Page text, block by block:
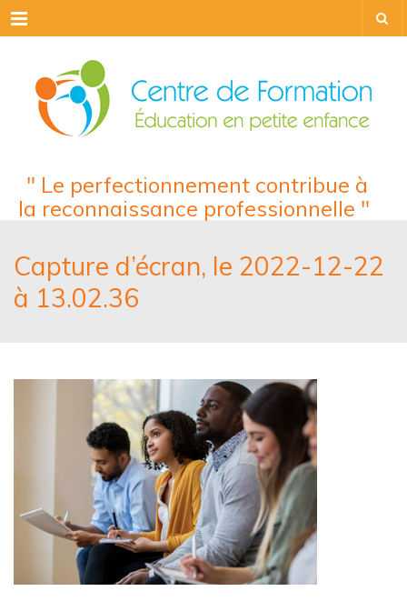
Menu
" Le perfectionnement contribue à
la reconnaissance professionnelle "
Capture d’écran, le 2022-12-22
à 13.02.36